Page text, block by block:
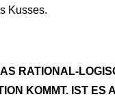
Kusses.
RATIONAL-
KOMMT. IST ES